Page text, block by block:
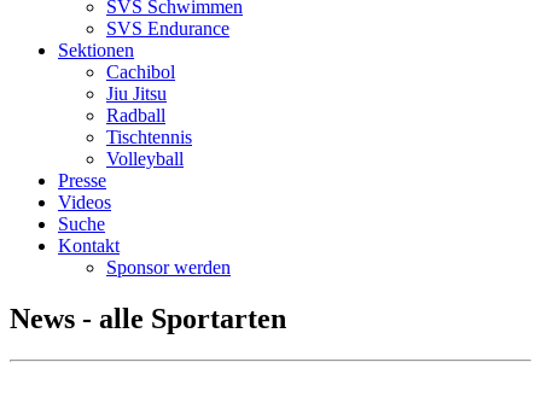
SVS Schwimmen
SVS Endurance
Sektionen
Cachibol
Jiu Jitsu
Radball
Tischtennis
Volleyball
Presse
Videos
Suche
Kontakt
Sponsor werden
News - alle Sportarten